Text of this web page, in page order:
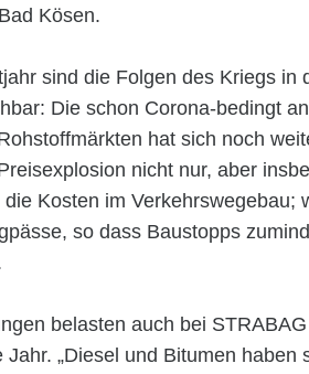
Kösen.
sind die Folgen des Kriegs in
Die schon Corona-bedingt
hat sich noch
nicht nur, aber
Kosten im Verkehrswegebau;
so dass Baustopps
belasten auch bei
Jahr. „Diesel und Bitumen haben